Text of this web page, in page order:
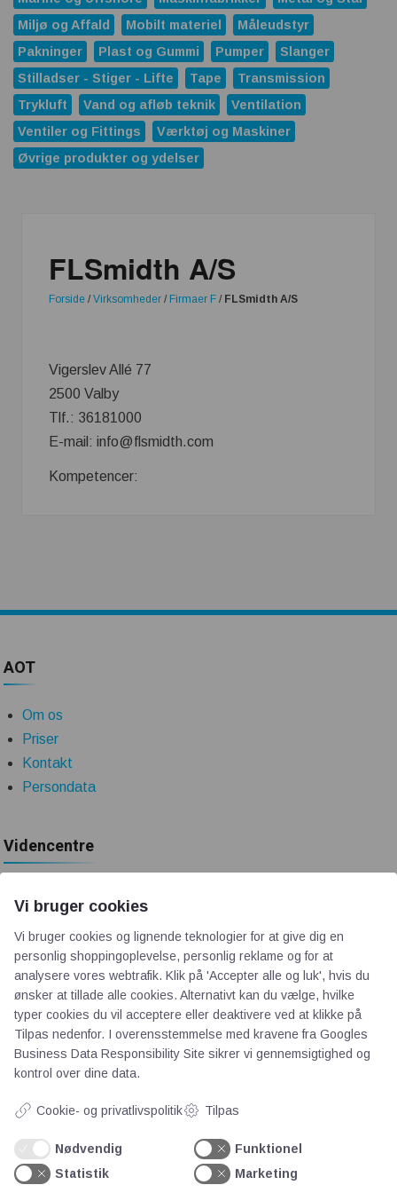
Miljø og Affald
Mobilt materiel
Måleudstyr
Pakninger
Plast og Gummi Pumper
Slanger
Stilladser - Stiger - Lifte
Tape
Transmission
Trykluft
Vand og afløb teknik
Ventilation
Ventiler og Fittings
Værktøj og Maskiner
Øvrige produkter og ydelser
FLSmidth A/S
Forside / Virksomheder / Firmaer F / FLSmidth A/S
Vigerslev Allé 77
2500 Valby
Tlf.: 36181000
E-mail: info@flsmidth.com
Kompetencer:
AOT
Om os
Priser
Kontakt
Persondata
Videncentre
Videncentre
Litteratur
Forkortelser
Ståbi
Værd at besøge
Alltomteknikindustrin
Altombyen
Altomhjemmet
Vi bruger cookies
Vi bruger cookies og lignende teknologier for at give dig en
personlig shoppingoplevelse, personlig reklame og for at
analysere vores webtrafik. Klik på 'Accepter alle og luk', hvis du
ønsker at tillade alle cookies. Alternativt kan du vælge, hvilke
typer cookies du vil acceptere eller deaktivere ved at klikke på
Tilpas nedenfor. I overensstemmelse med kravene fra Googles
Business Data Responsibility Site sikrer vi gennemsigtighed og
kontrol over dine data.
Cookie- og privatlivspolitik Tilpas
Nødvendig
Funktionel
Statistik
Marketing